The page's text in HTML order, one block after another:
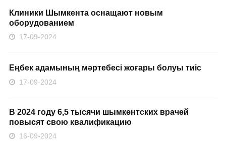
Клиники Шымкента оснащают новым
оборудованием
17-09-2024
Еңбек адамының мәртебесі жоғары болуы тиіс
17-09-2024
В 2024 году 6,5 тысячи шымкентских врачей
повысят свою квалификацию
16-09-2024